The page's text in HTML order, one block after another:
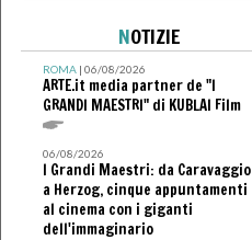
NOTIZIE
ROMA| 06/08/2026
ARTE.it media partner de "I
GRANDI MAESTRI" di KUBLAI Film
06/08/2026
I Grandi Maestri: da Caravaggio
a Herzog, cinque appuntamenti
al cinema con i giganti
dell'immaginario